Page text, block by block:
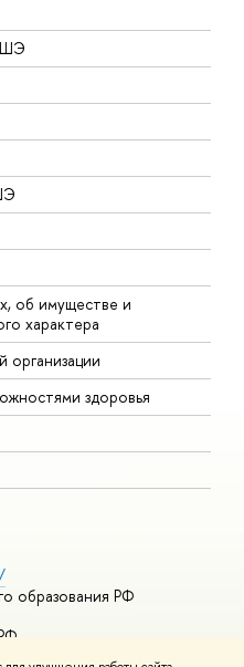
об имуществе и
характера
организации
здоровья
образования РФ